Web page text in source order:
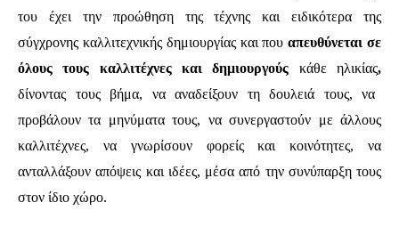
του έχει την προώθηση της τέχνης και ειδικότερα της
σύγχρονης καλλιτεχνικής δημιουργίας και πουαπευθύνεται σε
όλους τους καλλιτέχνες και δημιουργούς κάθε ηλικίας,
δίνοντας τους βήμα, να αναδείξουν τη δουλειά τους, να
προβάλουν τα μηνύματα τους, να συνεργαστούν με άλλους
καλλιτέχνες, να γνωρίσουν φορείς και κοινότητες, να
ανταλλάξουν απόψεις και ιδέες, μέσα από την συνύπαρξη τους
στον ίδιο χώρο.